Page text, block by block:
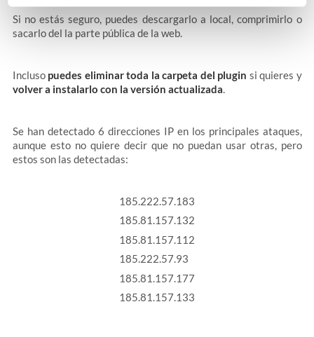
Si no estás seguro, puedes descargarlo a local, comprimirlo o
sacarlo del la parte pública de la web.
Incluso puedes eliminar toda la carpeta del plugin si quieres y
volver a instalarlo con la versión actualizada
Se han detectado 6 direcciones IP en los principales ataques,
aunque esto no quiere decir que no puedan usar otras, pero
estos son las detectadas:
185.222.57.183
185.81.157.132
185.81.157.112
185.222.57.93
185.81.157.177
185.81.157.133